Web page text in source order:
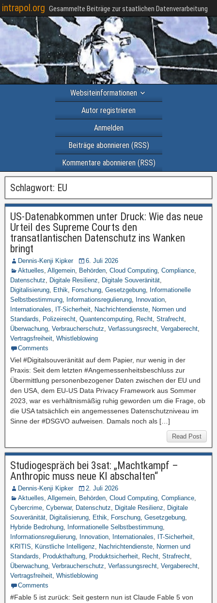
intrapol.org Gesammelte Beiträge zur staatlichen Datenverarbeitung
Websiteinformationen
Autor registrieren
Anmelden
Beiträge abonnieren (RSS)
Kommentare abonnieren (RSS)
Schlagwort: EU
US-Datenabkommen unter Druck: Wie das neue
Urteil des Supreme Courts den
transatlantischen Datenschutz ins Wanken
bringt
Dennis-Kenji Kipker
6. Juli 2026
Aktuelles, Allgemein, Behörden, Cloud Computing, Compliance,
Datenschutz, Digitale Resilienz, Digitale Souveränität,
Digitalisierung, Ethik, Forschung, Gesetzgebung, Informationelle
Selbstbestimmung, Informationsregulierung, Innovation,
Internationales, IT-Sicherheit, Nachrichtendienste, Normen und
Standards, Polizeirecht, Quantencomputing, Recht, Strafrecht,
Überwachung, Verbraucherschutz, Verfassungsrecht, Vergaberecht,
Vertragsfreiheit, Whistleblowing
Comments
Viel #Digitalsouveränität auf dem Papier, nur wenig in der
Praxis: Seit dem letzten #Angemessenheitsbeschluss zur
Übermittlung personenbezogener Daten zwischen der EU und
den USA, dem EU-US Data Privacy Framework aus Sommer
2023, war es verhältnismäßig ruhig geworden um die Frage, ob
die USA tatsächlich ein angemessenes Datenschutzniveau im
Sinne der #DSGVO aufweisen. Damals noch als […]
Read Post
Studiogespräch bei 3sat: „Machtkampf –
Anthropic muss neue KI abschalten“
Dennis-Kenji Kipker
2. Juli 2026
Aktuelles, Allgemein, Behörden, Cloud Computing, Compliance,
Cybercrime, Cyberwar, Datenschutz, Digitale Resilienz, Digitale
Souveränität, Digitalisierung, Ethik, Forschung, Gesetzgebung,
Hybride Bedrohung, Informationelle Selbstbestimmung,
Informationsregulierung, Innovation, Internationales, IT-Sicherheit,
KRITIS, Künstliche Intelligenz, Nachrichtendienste, Normen und
Standards, Produkthaftung, Produktsicherheit, Recht, Strafrecht,
Überwachung, Verbraucherschutz, Verfassungsrecht, Vergaberecht,
Vertragsfreiheit, Whistleblowing
Comments
#Fable 5 ist zurück: Seit gestern nun ist Claude Fable 5 von